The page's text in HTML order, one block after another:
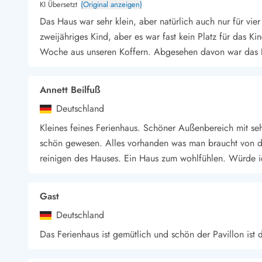
KI Übersetzt (Original anzeigen)
Das Haus war sehr klein, aber natürlich auch nur für
zweijähriges Kind, aber es war fast kein Platz für das
Woche aus unseren Koffern. Abgesehen davon war
Annett Beilfuß
Deutschland
Kleines feines Ferienhaus. Schöner Außenbereich mit
schön gewesen. Alles vorhanden was man braucht von
reinigen des Hauses. Ein Haus zum wohlfühlen.
Gast
Deutschland
Das Ferienhaus ist gemütlich und schön der Pavillon